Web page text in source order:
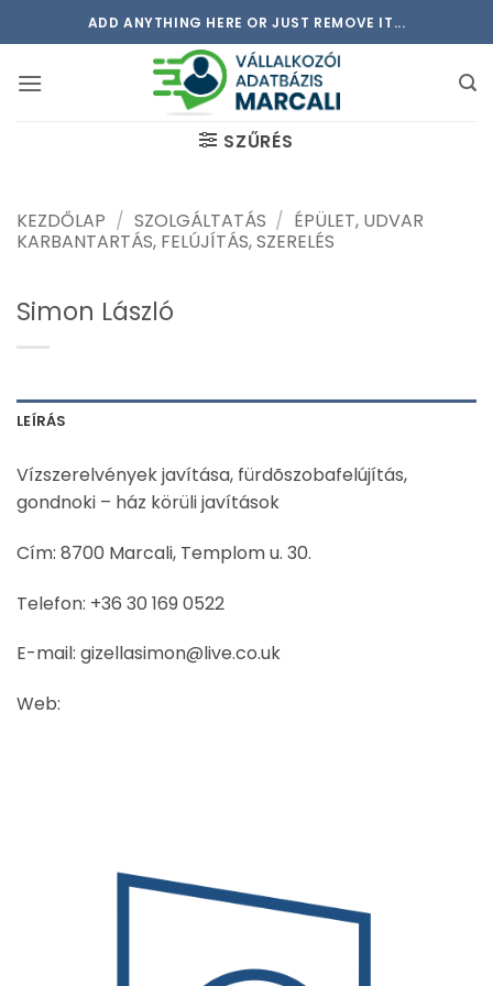
to
ADD ANYTHING HERE OR JUST REMOVE IT...
SZŰRÉS
KEZDŐLAP / SZOLGÁLTATÁS / ÉPÜLET, UDVAR
KARBANTARTÁS, FELÚJÍTÁS, SZERELÉS
Simon László
LEÍRÁS
Vízszerelvények javítása, fürdõszobafelújítás,
gondnoki – ház körüli javítások
Cím: 8700 Marcali, Templom u. 30.
Telefon: +36 30 169 0522
E-mail: gizellasimon@live.co.uk
Web: